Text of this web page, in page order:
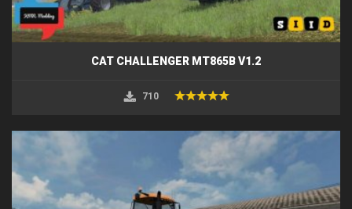
CAT CHALLENGER MT865B V1.2
710